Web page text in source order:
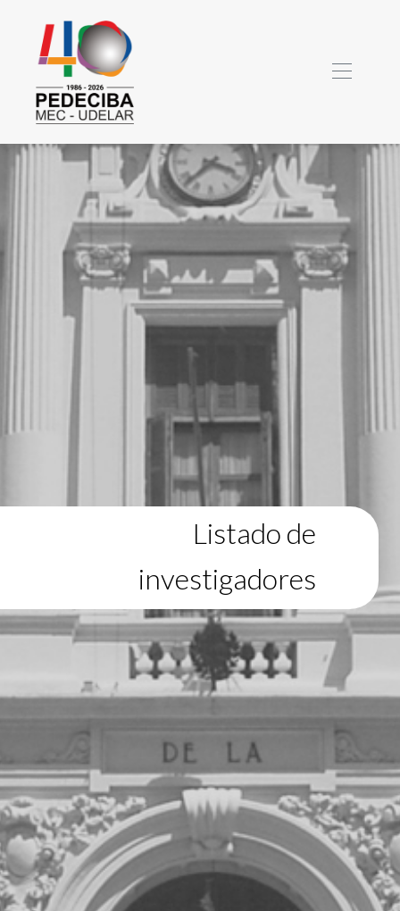
Listado de
investigadores